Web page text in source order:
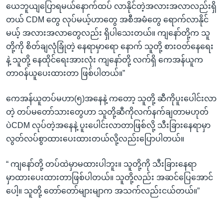
ယေဘူယျပြောရမယ်နောက်ထပ် လာနိုင်တဲ့အလားအလာလည်းရှိ
တယ် CDM တွေ လုပ်မယ့်ဟာတွေ အစီအမံတွေ ရောက်လာနိုင်
မယ့် အလားအလာတွေလည်း ရှိပါသေးတယ်။ ကျနော်တို့က သူ
တို့ကို စိတ်ချလုံခြုံတဲ့ နေရာမှာရော နောက် သူတို့ စားဝတ်နေရေး
နဲ့ သူတို့ နေထိုင်ရေးအားလုံး ကျနော်တို့ လက်ရှိ ကေအန်ယူက
တာဝန်ယူပေးထားတာ ဖြစ်ပါတယ်။”
ကေအန်ယူတပ်မဟာ(၅)အနေနဲ့ ကတော့ သူတို့ ဆီကိုပူးပေါင်းလာ
တဲ့ တပ်မတော်သားတွေဟာ သူတို့ဆီကိုလက်နက်ချတာမဟုတ်
ပဲCDM လုပ်တဲ့အနေနဲ့ ပူးပေါင်းလာတာဖြစ်လို့ သီးခြားနေရာမှာ
လွတ်လပ်စွာထားပေးထားတယ်လို့လည်းပြောပါတယ်။
“ ကျနော်တို့ တပ်ထဲမှာမထားပါဘူး။ သူတို့ကို သီးခြားနေရာ
မှာထားပေးထားတာဖြစ်ပါတယ်။ သူတို့လည်း အဆင်ပြေအောင်
ပေါ့။ သူတို့ တော်တော်များမျာက အသက်လည်းငယ်တယ်။”